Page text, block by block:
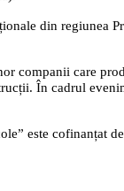
din regiunea
companii care
În cadrul
este cofinanțat